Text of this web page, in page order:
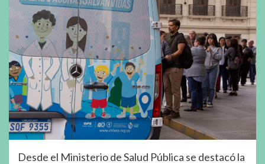
Desde el Ministerio de Salud Pública se destacó la